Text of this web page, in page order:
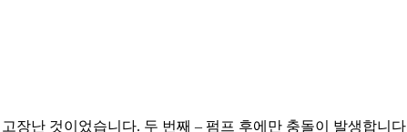
난 것이었습니다. 두 번째 – 펌프 후에만 충돌이 발생합니